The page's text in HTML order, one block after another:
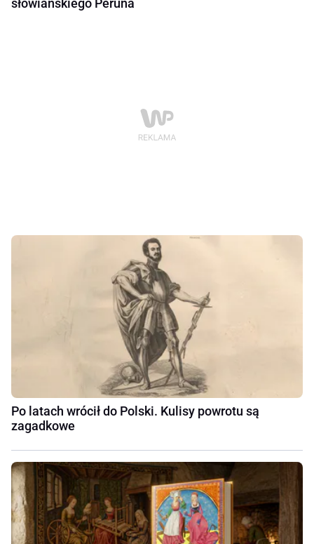
słowiańskiego Peruna
Po latach wrócił do Polski. Kulisy powrotu są
zagadkowe